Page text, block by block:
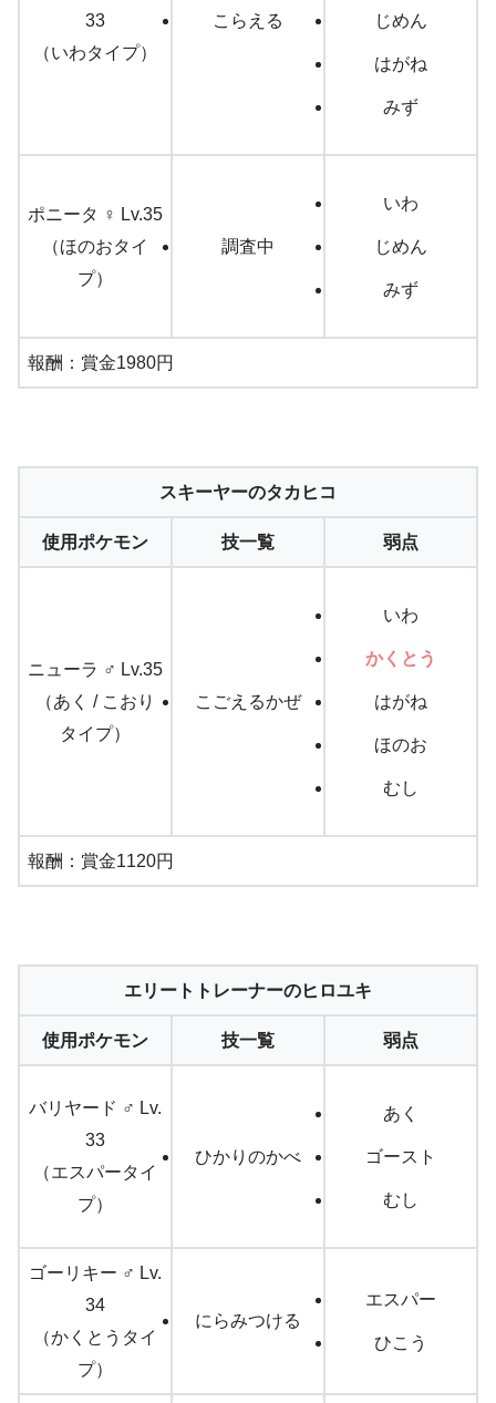
33
（いわタイプ）
こらえる じめん
はがね
みず
ポニータ ♀ Lv.35
（ほのおタイ
プ）
調査中
いわ
じめん
みず
報酬：賞金1980円
スキーヤーのタカヒコ
使用ポケモン 技一覧 弱点
ニューラ ♂ Lv.35
（あく / こおり
タイプ）
こごえるかぜ
いわ
かくとう
はがね
ほのお
むし
報酬：賞金1120円
エリートトレーナーのヒロユキ
使用ポケモン 技一覧 弱点
バリヤード ♂ Lv.
33
（エスパータイ
プ）
ひかりのかべ
あく
ゴースト
むし
ゴーリキー ♂ Lv.
34
（かくとうタイ
プ）
にらみつける
エスパー
ひこう